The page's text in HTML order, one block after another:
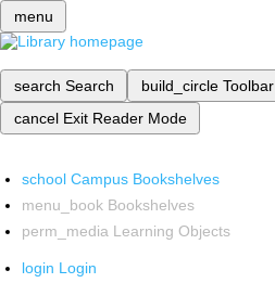
menu
search Search build_circle Toolbar
cancel Exit Reader Mode
school Campus Bookshelves
menu_book Bookshelves
perm_media Learning Objects
login Login